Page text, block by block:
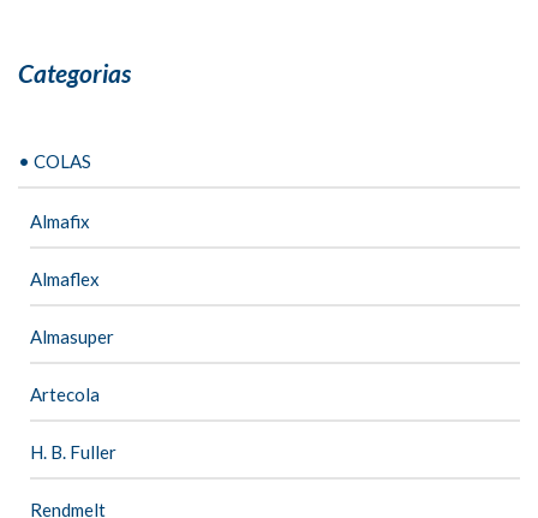
Categorias
• COLAS
Almafix
Almaflex
Almasuper
Artecola
H. B. Fuller
Rendmelt